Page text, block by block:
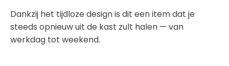
Dankzij het tijdloze design is dit een item dat je
steeds opnieuw uit de kast zult halen — van
werkdag tot weekend.